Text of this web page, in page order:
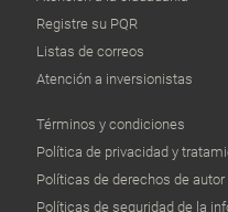
Registre su PQR
Listas de correos
Atención a inversionistas
Términos y condiciones
Política de privacidad y
Políticas de derechos de
Políticas de seguridad de la